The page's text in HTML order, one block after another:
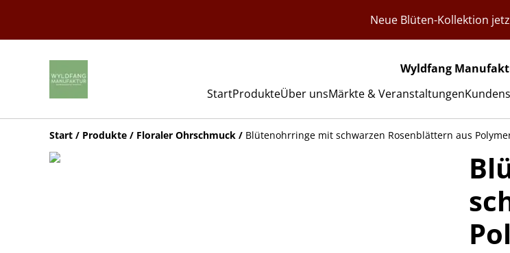
Neue Blüten-Kollektion
Wyldfang
StartProdukteÜber unsMärkte & Veranstaltungen
Start / Produkte / Floraler Ohrschmuck / Blütenohrringe mit schwarzen Rosenblättern aus